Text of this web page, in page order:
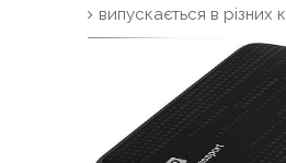
випускається в різних